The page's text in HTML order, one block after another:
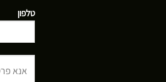
טלפון